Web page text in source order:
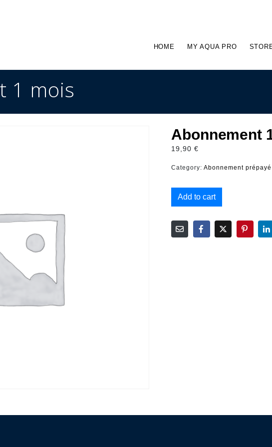
HOME MY AQUA PRO
1 mois
Abonnement
19,90 €
Category: Abonnement prépayé
Add to cart